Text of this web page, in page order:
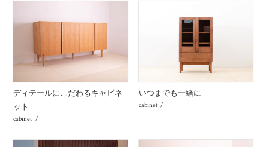
ディテールにこだわるキャビネ
ット
cabinet
いつまでも一緒に
cabinet